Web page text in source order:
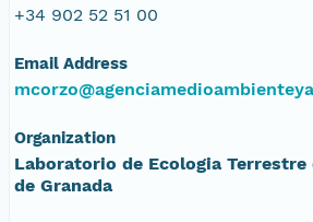
+34 902 52 51 00
Email Address
Organization
Laboratorio de Ecologia Terrestre
de Granada